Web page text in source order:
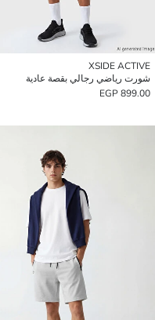
XSIDE ACTIVE
شورت رياضي رجالي بقصة عادية
899.00 EGP